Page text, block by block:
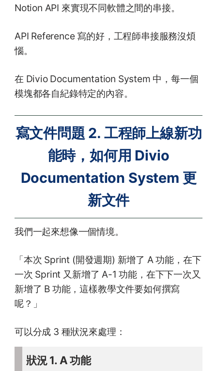
Notion API 來實現不同軟體之間的串接。
API Reference 寫的好，工程師串接服務沒煩
惱。
在 Divio Documentation System 中，每一個
模塊都各自紀錄特定的內容。
寫文件問題 2. 工程師上線新功
能時，如何用 Divio
Documentation System 更
新文件
我們一起來想像一個情境。
「本次 Sprint (開發週期) 新增了 A 功能，在下
一次 Sprint 又新增了 A-1 功能，在下下一次又
新增了 B 功能，這樣教學文件要如何撰寫
呢？」
可以分成 3 種狀況來處理：
狀況 1. A 功能